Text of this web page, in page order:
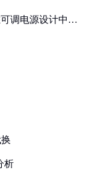
调电源设计中的
析